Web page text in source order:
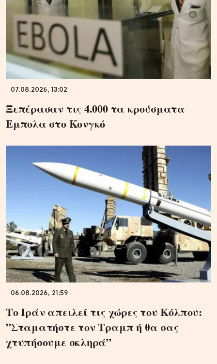
07.08.2026, 13:02
Ξεπέρασαν τις 4.000 τα κρούσματα
Εμπολα στο Κονγκό
06.08.2026, 21:59
Το Ιράν απειλεί τις χώρες του Κόλπου:
”Σταματήστε τον Τραμπ ή θα σας
χτυπήσουμε σκληρά”